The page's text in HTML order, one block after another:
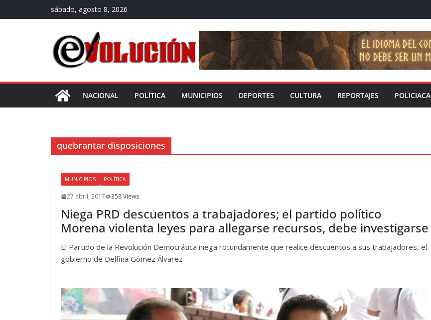
al
sábado, agosto 8, 2026
NACIONAL POLÍTICA MUNICIPIOS DEPORTES CULTURA REPORTAJES POLICIACA
quebrantar disposiciones
MUNICIPIOS POLÍTICA
27 abril, 2017 358 Views
Niega PRD descuentos a trabajadores; el partido político
Morena violenta leyes para allegarse recursos, debe investigarse
El Partido de la Revolución Democrática niega rotundamente que realice descuentos a sus trabajadores, el
gobierno de Delfina Gómez Álvarez